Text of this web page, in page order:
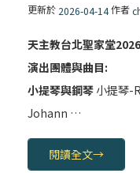
更新於 2026-04-14作者
天主教台北聖家堂
演出團體與曲目:
小提琴與鋼琴 小提琴-
Johann …
閱讀全文→